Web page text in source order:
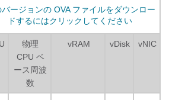
バージョンの OVA ファイルをダウンロー
ドするにはクリックしてください
物理
CPU ベ
ース周波
数
vRAM vDisk vNIC